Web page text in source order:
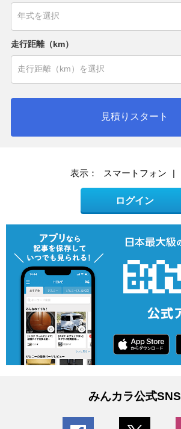
走行距離（km）
見積りスタート
表示： スマートフォン |
ログイン
みんカラ公式SNS